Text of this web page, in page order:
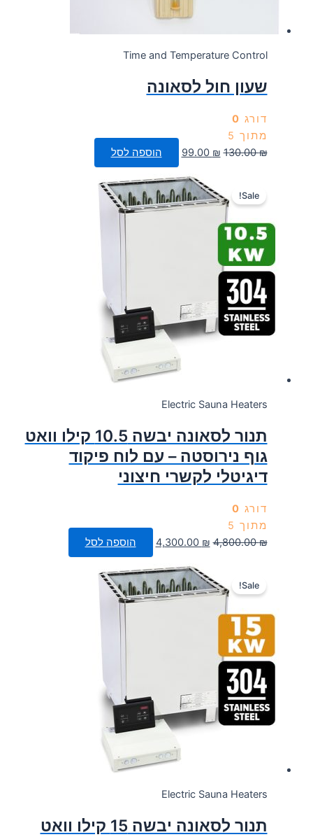
Time and Temperature Control
שעון חול לסאונה
דורג 0
מתוך 5
130.00₪
המחיר
היה:
130.00 ₪.
99.00 ₪
המחיר
הנוכחי
הוא:
99.00 ₪.
הוספה לסל
Sale!
Electric Sauna Heaters
תנור לסאונה יבשה 10.5 קילו וואט
גוף נירוסטה – עם לוח פיקוד
דיגיטלי לקשרי חיצוני
דורג 0
מתוך 5
4,800.00₪
המחיר
היה:
4,800.00 ₪.
4,300.00 ₪
המחיר
הנוכחי
הוא:
4,300.00 ₪.
הוספה לסל
Sale!
Electric Sauna Heaters
תנור לסאונה יבשה 15 קילו וואט